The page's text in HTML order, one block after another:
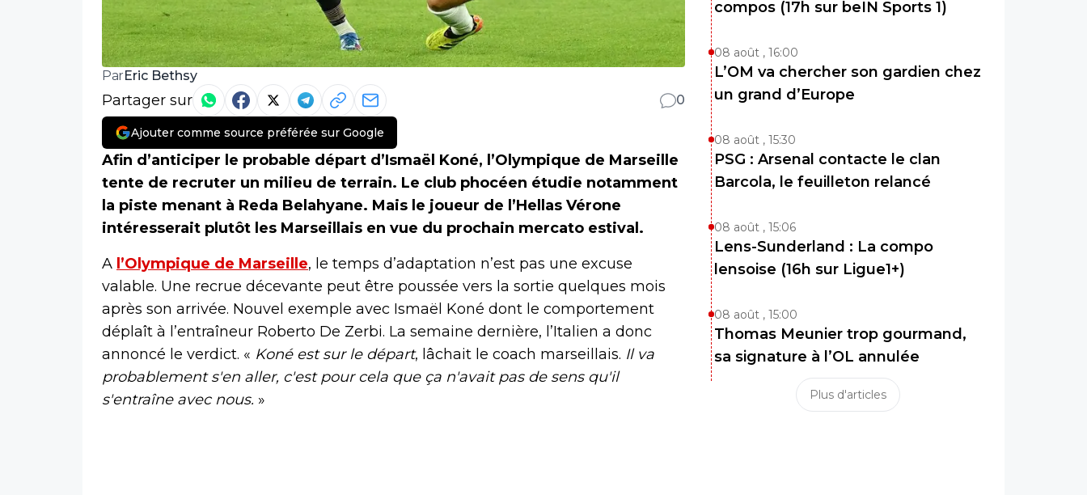
ParEric Bethsy
Partager sur 0
Ajouter comme source préférée sur Google
Afin d’anticiper le probable départ d’Ismaël Koné, l’Olympique de Marseille
tente de recruter un milieu de terrain. Le club phocéen étudie notamment
la piste menant à Reda Belahyane. Mais le joueur de l’Hellas Vérone
intéresserait plutôt les Marseillais en vue du prochain mercato estival.
A l’Olympique de Marseille, le temps d’adaptation n’est pas une excuse
valable. Une recrue décevante peut être poussée vers la sortie quelques mois
après son arrivée. Nouvel exemple avec Ismaël Koné dont le comportement
déplaît à l’entraîneur Roberto De Zerbi. La semaine dernière, l’Italien a donc
annoncé le verdict. « Koné est sur le départ, lâchait le coach marseillais. Il va
probablement s'en aller, c'est pour cela que ça n'avait pas de sens qu'il
s'entraîne avec nous. »
compos (17h sur beIN Sports 1)
08 août , 16:00
L’OM va chercher son gardien chez
un grand d’Europe
08 août , 15:30
PSG : Arsenal contacte le clan
Barcola, le feuilleton relancé
08 août , 15:06
Lens-Sunderland : La compo
lensoise (16h sur Ligue1+)
08 août , 15:00
Thomas Meunier trop gourmand,
sa signature à l’OL annulée
Plus d'articles